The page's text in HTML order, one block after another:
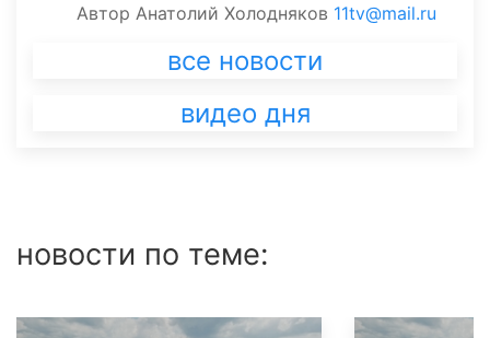
Автор Анатолий Холодняков 11tv@mail.ru
все новости
видео дня
новости по теме: